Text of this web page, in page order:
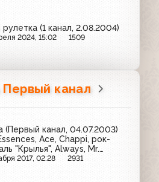
рулетка (1 канал, 2.08.2004)
2024, 15:02 1509
Первый канал
(Первый канал, 04.07.2003)
Ace, Chappi, рок-
"Крылья", Always, Mr.
Head & Shoulders
2017, 02:28 2931